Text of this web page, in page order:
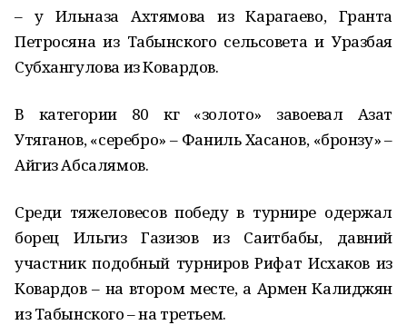
– у Ильназа Ахтямова из Карагаево, Гранта
Петросяна из Табынского сельсовета и Уразбая
Субхангулова из Ковардов.
В категории 80 кг «золото» завоевал Азат
Утяганов, «серебро» – Фаниль Хасанов, «бронзу» –
Айгиз Абсалямов.
Среди тяжеловесов победу в турнире одержал
борец Ильгиз Газизов из Саитбабы, давний
участник подобный турниров Рифат Исхаков из
Ковардов – на втором месте, а Армен Калиджян
из Табынского – на третьем.